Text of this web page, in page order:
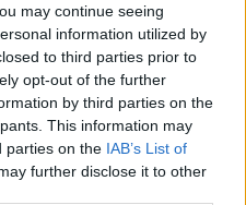
may continue seeing
information utilized by
to third parties prior to
opt-out of the further
by third parties on the
This information may
parties on the IAB’s List of
further disclose it to other
távcsöves
és lézeres csillagtúrák mellett
napfogyatkozást is
Szólj hozzá!